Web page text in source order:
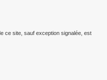
ce site, sauf exception signalée, est